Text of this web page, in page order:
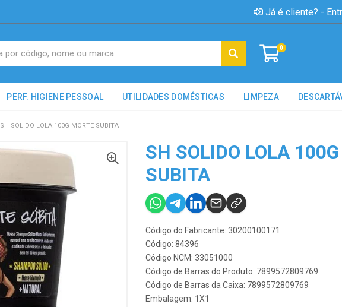
Já é cliente? -
0
PERF. HIGIENE PESSOAL UTILIDADES DOMÉSTICAS LIMPEZA
SH SOLIDO LOLA 100G MORTE SUBITA
SH SOLIDO LOLA
SUBITA
Código do Fabricante: 30200100171
Código: 84396
Código NCM: 33051000
Código de Barras do Produto: 7899572809769
Código de Barras da Caixa: 7899572809769
Embalagem: 1X1